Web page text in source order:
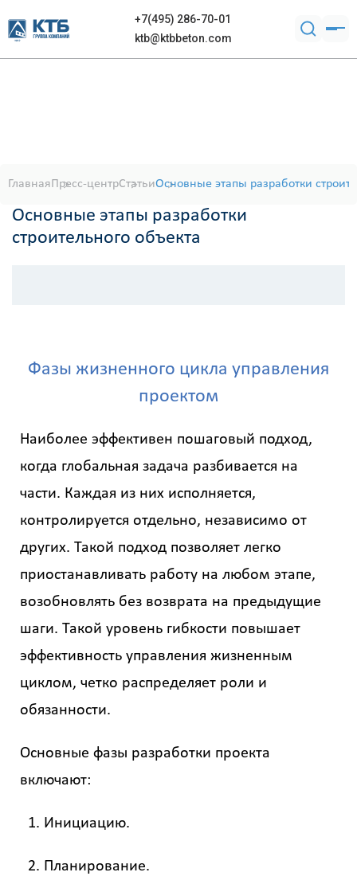
+7(495) 286-70-01
ktb@ktbbeton.com
ГлавнаяПресс-центрСтатьиОсновные этапы разработки
Основные этапы разработки
строительного объекта
Фазы жизненного цикла управления
проектом
Наиболее эффективен пошаговый подход,
когда глобальная задача разбивается на
части. Каждая из них исполняется,
контролируется отдельно, независимо от
других. Такой подход позволяет легко
приостанавливать работу на любом этапе,
возобновлять без возврата на предыдущие
шаги. Такой уровень гибкости повышает
эффективность управления жизненным
циклом, четко распределяет роли и
обязанности.
Основные фазы разработки проекта
включают:
Инициацию.
Планирование.